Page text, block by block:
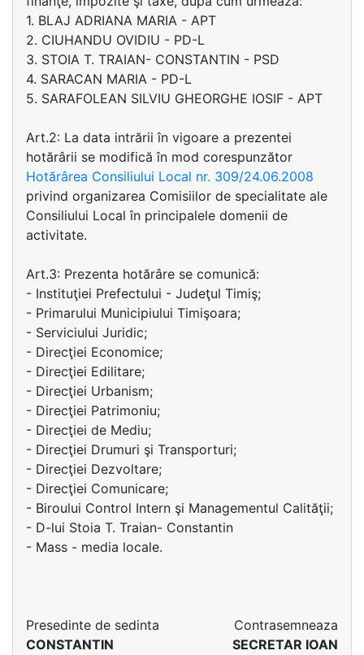
1. BLAJ ADRIANA MARIA - APT
2. CIUHANDU OVIDIU - PD-L
3. STOIA T. TRAIAN- CONSTANTIN - PSD
4. SARACAN MARIA - PD-L
5. SARAFOLEAN SILVIU GHEORGHE IOSIF - APT
Art.2: La data intrării în vigoare a prezentei
hotărârii se modifică în mod corespunzător
Hotărârea Consiliului Local nr. 309/24.06.2008
privind organizarea Comisiilor de specialitate ale
Consiliului Local în principalele domenii de
activitate.
Art.3: Prezenta hotărâre se comunică:
- Instituţiei Prefectului - Judeţul Timiş;
- Primarului Municipiului Timişoara;
- Serviciului Juridic;
- Direcţiei Economice;
- Direcţiei Edilitare;
- Direcţiei Urbanism;
- Direcţiei Patrimoniu;
- Direcţiei de Mediu;
- Direcţiei Drumuri şi Transporturi;
- Direcţiei Dezvoltare;
- Direcţiei Comunicare;
- Biroului Control Intern şi Managementul Calităţii;
- D-lui Stoia T. Traian- Constantin
- Mass - media locale.
Presedinte de sedinta
CONSTANTIN
Contrasemneaza
SECRETAR IOAN